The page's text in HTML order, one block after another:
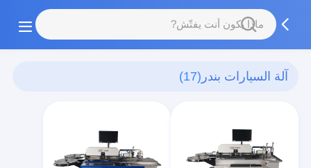
آلة السيارات بندر (17)